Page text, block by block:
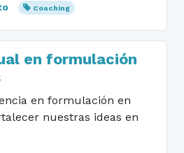
Coaching
en formulación
en formulación en
nuestras ideas en